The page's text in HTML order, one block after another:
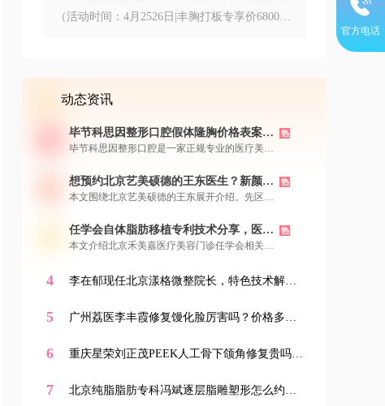
胸打板专享价6800元
（活动时间：4月2526日|丰胸打板专享价6800元
动态资讯
毕节科思因整形口腔假体隆胸价格表案
例，机构简介医生团队特色新颜智尚小程
热
毕节科思因整形口腔是一家正规专业的医疗美容
镜双平面等先进技术进行假体隆胸手术，实现自
然和谐的丰胸效果。机构提供多种国际知名假体
品牌选择，价格透明合理，并有大量真实成功案
进行在线咨询、查看案例和预约面诊，开启安全
放心的美丽蜕变之旅。
想预约北京艺美硕德的王东医生？新颜智
尚小程序一键预约还能了解价格
热
本文围绕北京艺美硕德的王东展开介绍。先区分
他。接着给出其热门项目价格参考，显示性价比
高。还分享就诊体验，强调环境舒适、无推销等
优点。最后介绍了新颜智尚小程序、微信、电话
通过小程序了解更多信息。
任学会自体脂肪移植专利技术分享，医院
详细地址，新颜智尚小程序可预约
热
本文介绍北京禾美嘉医疗美容门诊任学会相关信
厚、专利众多。他擅长自体脂肪移植等项目，技
术成熟、审美在线，所在机构专注脂肪领域。其
末提供新颜智尚小程序、微信、电话三种预约方
4
李在郁现任北京漾格微整院长，特色技术解
5
广州荔医李丰霞修复馒化脸厉害吗？价格多
颜智尚小程序一键预约！
6
重庆星荣刘正茂PEEK人工骨下颌角修复贵吗？
小程序一键预约！-新颜智尚小程序一键预约！
7
北京纯脂脂肪专科冯斌逐层脂雕塑形怎么约？
官方电话